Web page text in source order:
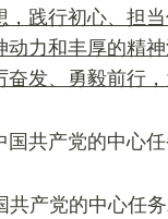
，践行初心、担
动力和丰厚的精
奋发、勇毅前行
产党的中心任
共产党的中心任